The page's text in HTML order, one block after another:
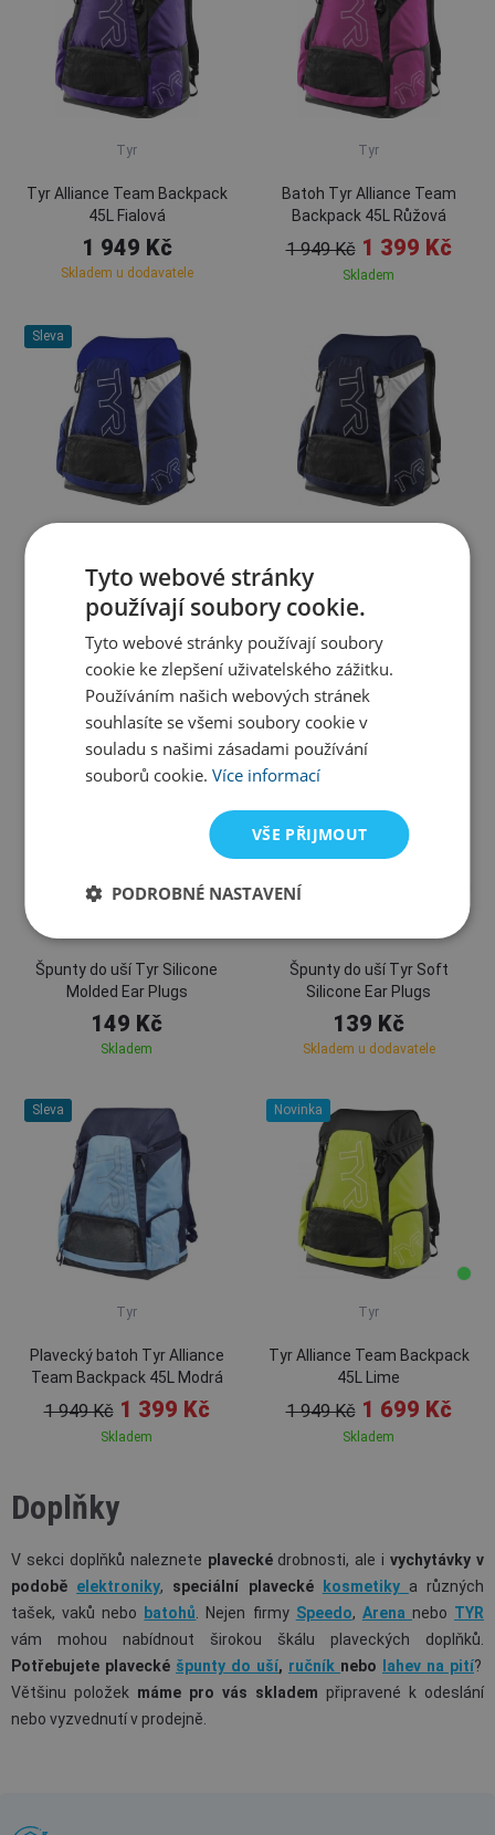
Tyr
Tyr Alliance Team Backpack
45L Fialová
1 949 Kč
Skladem u dodavatele
Tyr
Batoh Tyr Alliance Team
Backpack 45L Růžová
1 949 Kč 1 399 Kč
Skladem
Sleva
Tyr Alliance Team Backpack
45L Světle modrá
1 949 Kč 1 699 Kč
Skladem
Batoh Tyr Alliance Team
Backpack 45L Tmavě modrá
1 949 Kč
Skladem u dodavatele
Špunty do uší Tyr Silicone
Molded Ear Plugs
149 Kč
Skladem
Špunty do uší Tyr Soft
Silicone Ear Plugs
139 Kč
Skladem u dodavatele
Sleva
Tyr
Plavecký batoh Tyr Alliance
Team Backpack 45L Modrá
1 949 Kč 1 399 Kč
Skladem
Novinka
Tyr
Tyr Alliance Team Backpack
45L Lime
1 949 Kč 1 699 Kč
Skladem
Doplňky
V sekci doplňků naleznete plavecké drobnosti, ale ivychytávky v
podobě elektroniky, speciální plavecké kosmetiky a různých
tašek, vaků nebo batohů . Nejen firmy Speedo, Arena nebo TYR
vám mohou nabídnout širokou škálu plaveckých doplňků.
Potřebujete plavecké špunty do uší, ručník nebo lahev na pití?
Většinu položek máme pro vás skladem připravené k odeslání
nebo vyzvednutí v prodejně.
Tyto webové stránky
používají soubory cookie.
Tyto webové stránky používají soubory
cookie ke zlepšení uživatelského zážitku.
Používáním našich webových stránek
souhlasíte se všemi soubory cookie v
souladu s našimi zásadami používání
souborů cookie.Více informací
VŠE PŘIJMOUT
PODROBNÉ NASTAVENÍ